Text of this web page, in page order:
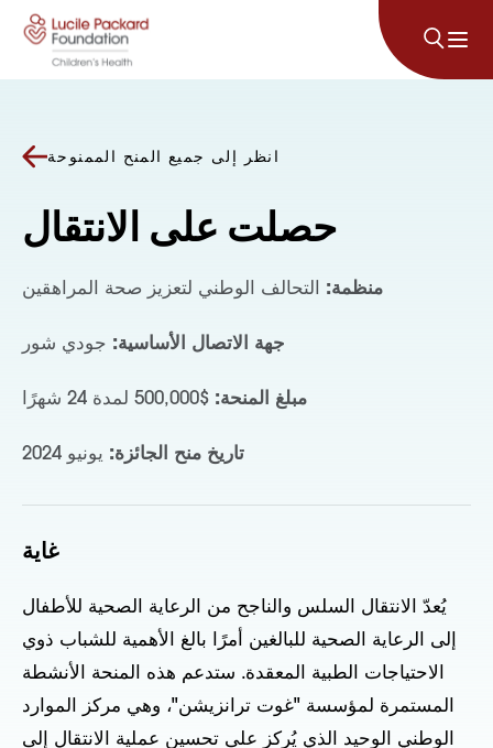
انتقل إلى المحتوى
انظر إلى جميع المنح الممنوحة
حصلت على الانتقال
منظمة: التحالف الوطني لتعزيز صحة المراهقين
جهة الاتصال الأساسية: جودي شور
مبلغ المنحة: $500,000 لمدة 24 شهرًا
تاريخ منح الجائزة: يونيو 2024
غاية
يُعدّ الانتقال السلس والناجح من الرعاية الصحية للأطفال
إلى الرعاية الصحية للبالغين أمرًا بالغ الأهمية للشباب ذوي
الاحتياجات الطبية المعقدة. ستدعم هذه المنحة الأنشطة
المستمرة لمؤسسة "غوت ترانزيشن"، وهي مركز الموارد
الوطني الوحيد الذي يُركز على تحسين عملية الانتقال إلى